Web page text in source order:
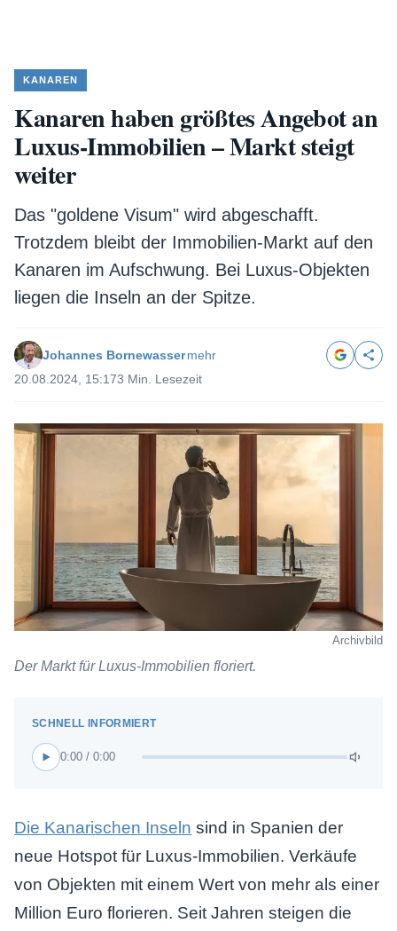
KANAREN
Kanaren haben größtes Angebot an
Luxus-Immobilien – Markt steigt
weiter
Das "goldene Visum" wird abgeschafft.
Trotzdem bleibt der Immobilien-Markt auf den
Kanaren im Aufschwung. Bei Luxus-Objekten
liegen die Inseln an der Spitze.
Johannes Bornewassermehr
20.08.2024, 15:173 Min. Lesezeit
Archivbild
Der Markt für Luxus-Immobilien floriert.
0:00 / 0:00
Die Kanarischen Inseln sind in Spanien der
neue Hotspot für Luxus-Immobilien. Verkäufe
von Objekten mit einem Wert von mehr als einer
Million Euro florieren. Seit Jahren steigen die